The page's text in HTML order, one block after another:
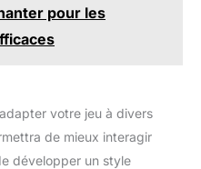
pour les
votre jeu à divers
de mieux interagir
développer un style